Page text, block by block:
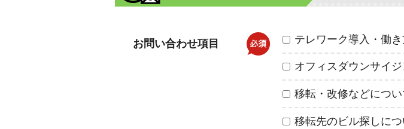
お問い合わせ項目 テレワーク導入・働
オフィスダウンサイジ
移転・改修などにつ
移転先のビル探しに